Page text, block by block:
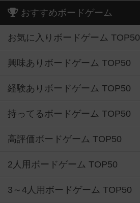
おすすめボードゲーム
お気に入りボードゲーム TOP50
興味ありボードゲーム TOP50
経験ありボードゲーム TOP50
持ってるボードゲーム TOP50
高評価ボードゲーム TOP50
2人用ボードゲーム TOP50
3～4人用ボードゲーム TOP50